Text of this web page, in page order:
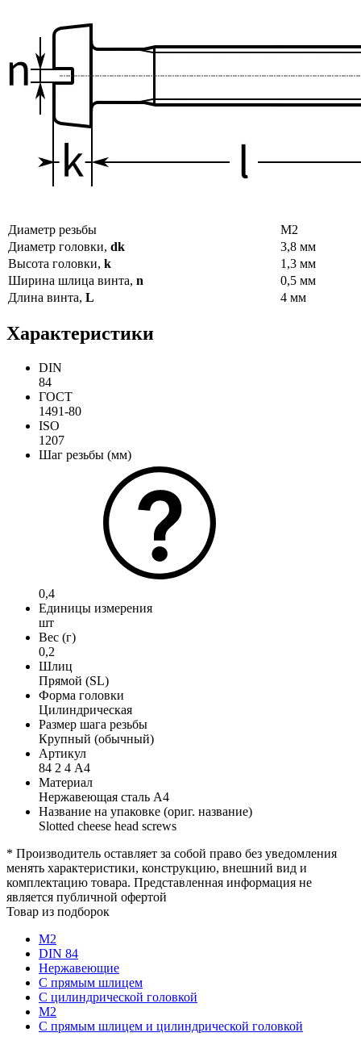
Диаметр резьбы
М2
Диаметр головки, dk
3,8 мм
Высота головки, k
1,3 мм
Ширина шлица винта, n
0,5 мм
Длина винта, L 4 мм
Характеристики
DIN
84
ГОСТ
1491-80
ISO
1207
Шаг резьбы (мм)
0,4
Единицы измерения
шт
Вес (г)
0,2
Шлиц
Прямой (SL)
Форма головки
Цилиндрическая
Размер шага резьбы
Крупный (обычный)
Артикул
84 2 4 А4
Материал
Нержавеющая сталь А4
Название на упаковке (ориг. название)
Slotted cheese head screws
* Производитель оставляет за собой право без уведомления
менять характеристики, конструкцию, внешний вид и
комплектацию товара. Представленная информация не
является публичной офертой
Товар из подборок
М2
DIN 84
Нержавеющие
С прямым шлицем
С цилиндрической головкой
М2
С прямым шлицем и цилиндрической головкой